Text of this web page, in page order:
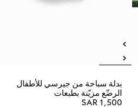
بدلة سباحة من جيرسي للأطفال
الرضّع مزيّنة بطبعات
SAR 1,500